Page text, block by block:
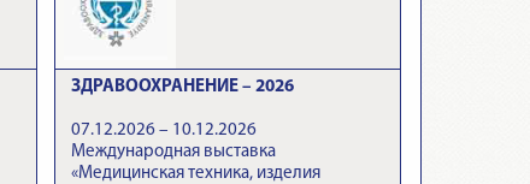
ЗДРАВООХРАНЕНИЕ – 2026
07.12.2026 – 10.12.2026
Международная выставка
«Медицинская техника, изделия